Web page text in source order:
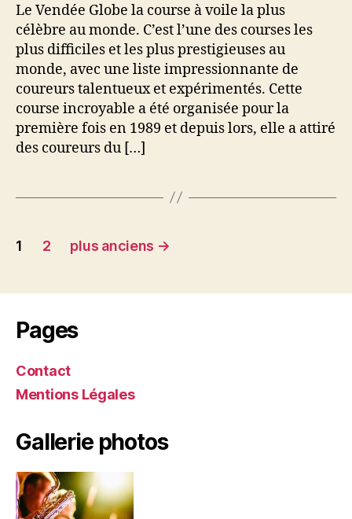
Le Vendée Globe la course à voile la plus
célèbre au monde. C’est l’une des courses les
plus difficiles et les plus prestigieuses au
monde, avec une liste impressionnante de
coureurs talentueux et expérimentés. Cette
course incroyable a été organisée pour la
première fois en 1989 et depuis lors, elle a attiré
des coureurs du […]
Pagination
publications
1 2 plus anciens →
Pages
Contact
Mentions Légales
Gallerie photos